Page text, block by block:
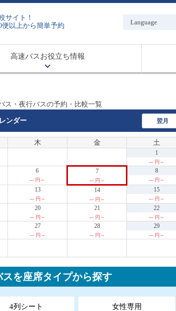
サイト！
便以上から簡単予約
Language
高速バスお役立ち情報
ス・夜行バスの予約・比較一覧
ンダー 翌月
木 金 土
1
--- 円～
6
--- 円～
7
--- 円～
8
--- 円～
13
--- 円～
14
--- 円～
15
--- 円～
20
--- 円～
21
--- 円～
22
--- 円～
27
--- 円～
28
--- 円～
29
--- 円～
を座席タイプから探す
4列シート 女性専用